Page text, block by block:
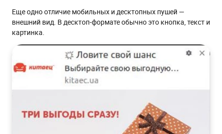
Еще одно отличие мобильных и десктопных пушей —
внешний вид. В десктоп-формате обычно это кнопка, текст и
картинка.